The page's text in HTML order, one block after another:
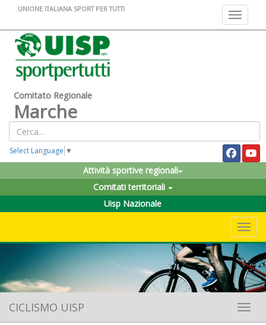
Toggle
UNIONE ITALIANA SPORT PER TUTTI
Comitato Regionale
Marche
Select Language ▼
Attività sportive regionali
Comitati territoriali
Uisp Nazionale
CICLISMO UISP